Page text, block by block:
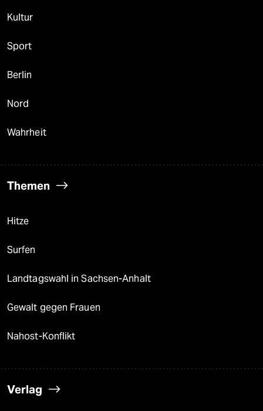
Kultur
Sport
Berlin
Nord
Wahrheit
Themen
Hitze
Surfen
Landtagswahl in Sachsen-Anhalt
Gewalt gegen Frauen
Nahost-Konflikt
Verlag